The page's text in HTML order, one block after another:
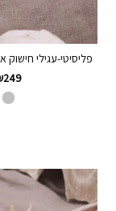
פליסיטי-עגילי חישוק
249